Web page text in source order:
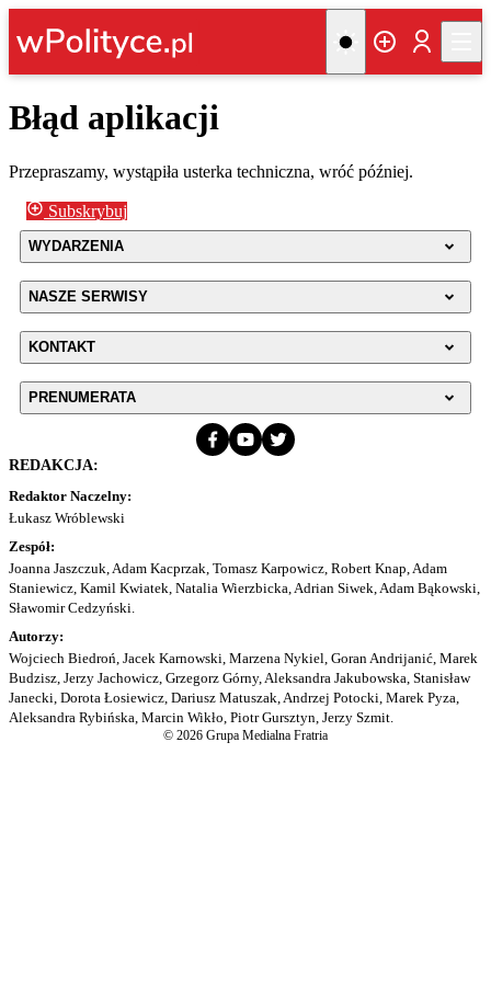
Błąd aplikacji
Przepraszamy, wystąpiła usterka techniczna, wróć później.
Subskrybuj
WYDARZENIA
NASZE SERWISY
KONTAKT
PRENUMERATA
REDAKCJA:
Redaktor Naczelny:
Łukasz Wróblewski
Zespół:
Joanna Jaszczuk, Adam Kacprzak, Tomasz Karpowicz, Robert Knap, Adam
Staniewicz, Kamil Kwiatek, Natalia Wierzbicka, Adrian Siwek, Adam Bąkowski,
Sławomir Cedzyński.
Autorzy:
Wojciech Biedroń, Jacek Karnowski, Marzena Nykiel, Goran Andrijanić, Marek
Budzisz, Jerzy Jachowicz, Grzegorz Górny, Aleksandra Jakubowska, Stanisław
Janecki, Dorota Łosiewicz, Dariusz Matuszak, Andrzej Potocki, Marek Pyza,
Aleksandra Rybińska, Marcin Wikło, Piotr Gursztyn, Jerzy Szmit.
© 2026 Grupa Medialna Fratria